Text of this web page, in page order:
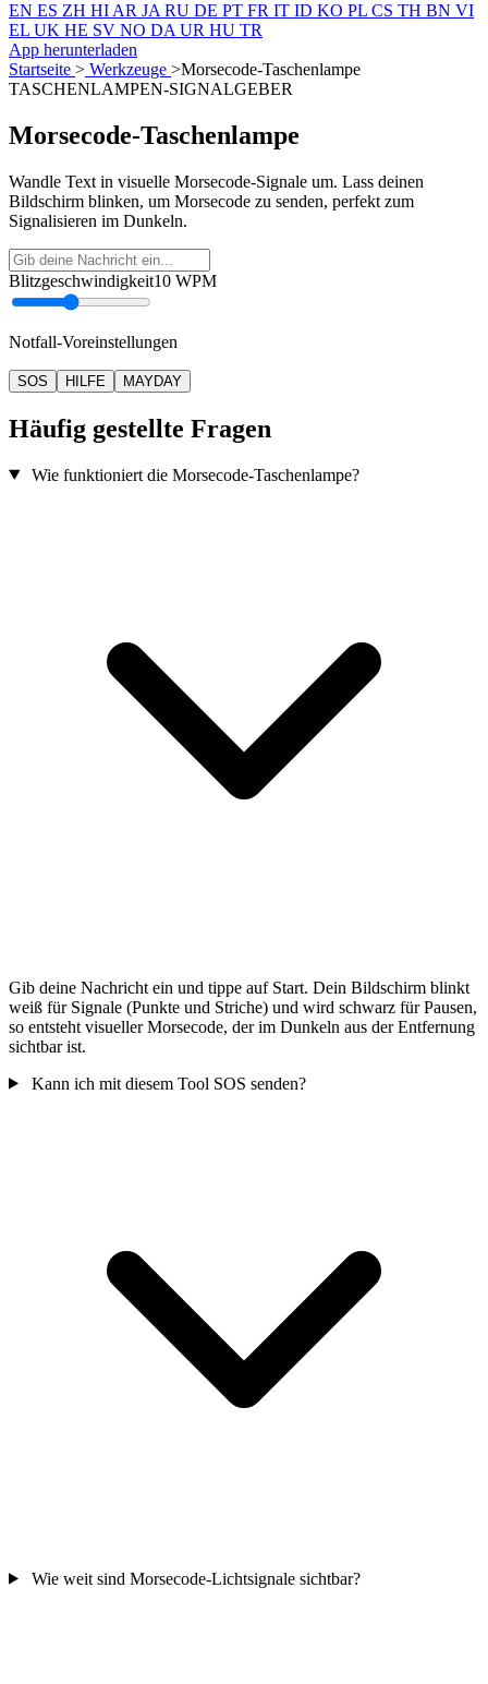
EN ES ZH HI AR JA RU DE PT FR IT ID KO PL CS TH BN VI
EL UK HE SV NO DA UR HU TR
App herunterladen
Startseite > Werkzeuge >Morsecode-Taschenlampe
TASCHENLAMPEN-SIGNALGEBER
Morsecode-Taschenlampe
Wandle Text in visuelle Morsecode-Signale um. Lass deinen
Bildschirm blinken, um Morsecode zu senden, perfekt zum
Signalisieren im Dunkeln.
Blitzgeschwindigkeit10 WPM
Notfall-Voreinstellungen
SOS HILFE MAYDAY
Häufig gestellte Fragen
Wie funktioniert die Morsecode-Taschenlampe?
Gib deine Nachricht ein und tippe auf Start. Dein Bildschirm blinkt
weiß für Signale (Punkte und Striche) und wird schwarz für Pausen,
so entsteht visueller Morsecode, der im Dunkeln aus der Entfernung
sichtbar ist.
Kann ich mit diesem Tool SOS senden?
Wie weit sind Morsecode-Lichtsignale sichtbar?